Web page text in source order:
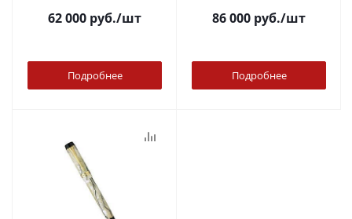
62 000 руб./шт
Подробнее
86 000 руб./шт
Подробнее